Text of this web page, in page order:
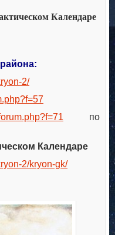
Календаре
2/
по
Календаре
2/kryon-gk/